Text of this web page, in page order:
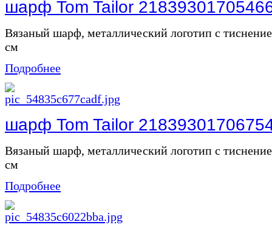
шарф Tom Tailor
Вязаный шарф, металлический логотип с
см
Подробнее
шарф Tom Tailor
Вязаный шарф, металлический логотип с
см
Подробнее